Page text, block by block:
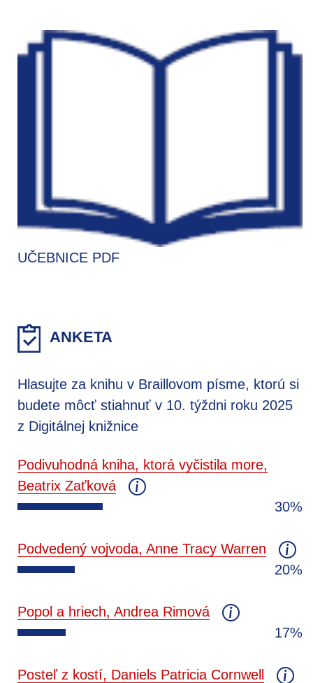
UČEBNICE PDF
ANKETA
Hlasujte za knihu v Braillovom písme, ktorú si
budete môcť stiahnuť v 10. týždni roku 2025
z Digitálnej knižnice
Podivuhodná kniha, ktorá vyčistila more,
Beatrix Zaťková
30%
Podvedený vojvoda, Anne Tracy Warren
20%
Popol a hriech, Andrea Rimová
17%
Posteľ z kostí, Daniels Patricia Cornwell